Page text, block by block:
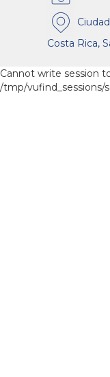
Costa Rica,
Cannot write session
/tmp/vufind_sessions/